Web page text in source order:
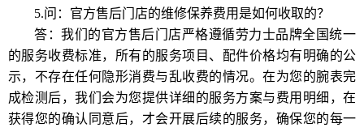
5.问：官方售后门店的维修保养费用是如何收取的？
答：我们的官方售后门店严格遵循劳力士品牌全国统一
的服务收费标准，所有的服务项目、配件价格均有明确的公
示，不存在任何隐形消费与乱收费的情况。在为您的腕表完
成检测后，我们会为您提供详细的服务方案与费用明细，在
获得您的确认同意后，才会开展后续的服务，确保您的每一